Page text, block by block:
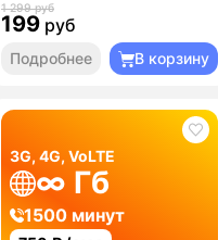
1 299 руб
199 руб
Подробнее В корзину
3G, 4G, VoLTE
∞ Гб
1500 минут